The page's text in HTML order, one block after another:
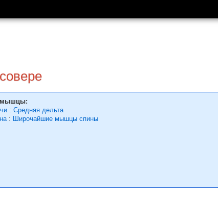
мышцы:
: Средняя дельта
: Широчайшие мышцы спины